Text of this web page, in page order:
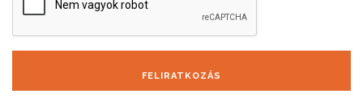
FELIRATKOZÁS